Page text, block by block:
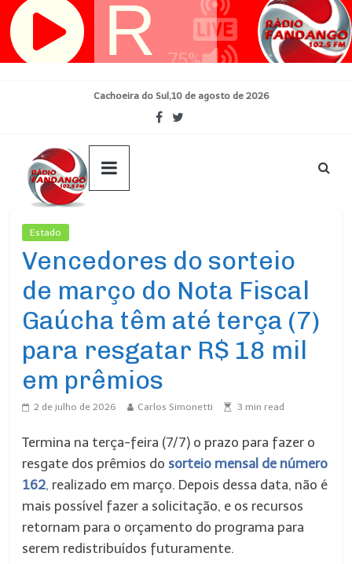
Pular
para
Cachoeira do Sul,10 de agosto de 2026
Estado
Vencedores do sorteio
de março do Nota Fiscal
Gaúcha têm até terça (7)
para resgatar R$ 18 mil
em prêmios
2 de julho de 2026 Carlos Simonetti 3 min read
Termina na terça-feira (7/7) o prazo para fazer o
resgate dos prêmios do sorteio mensal de número
162, realizado em março. Depois dessa data, não é
mais possível fazer a solicitação, e os recursos
retornam para o orçamento do programa para
serem redistribuídos futuramente.